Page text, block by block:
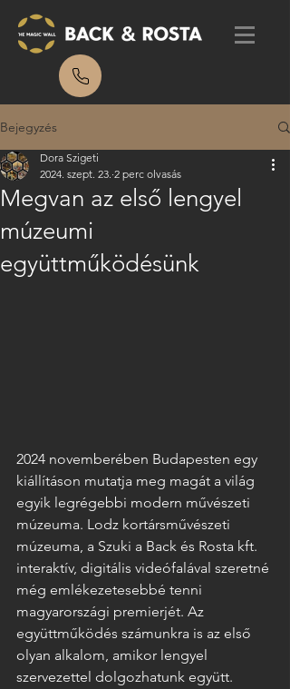
Bejegyzés
Megvan az első lengyel
múzeumi
együttműködésünk
Dora Szigeti
2024. szept. 23. 2 perc olvasás
2024 novemberében Budapesten egy
kiállításon mutatja meg magát a világ
egyik legrégebbi modern művészeti
múzeuma. Lodz kortársművészeti
múzeuma, a Szuki a Back és Rosta kft.
interaktív, digitális videófalával szeretné
még emlékezetesebbé tenni
magyarországi premierjét. Az
együttműködés számunkra is az első
olyan alkalom, amikor lengyel
szervezettel dolgozhatunk együtt.